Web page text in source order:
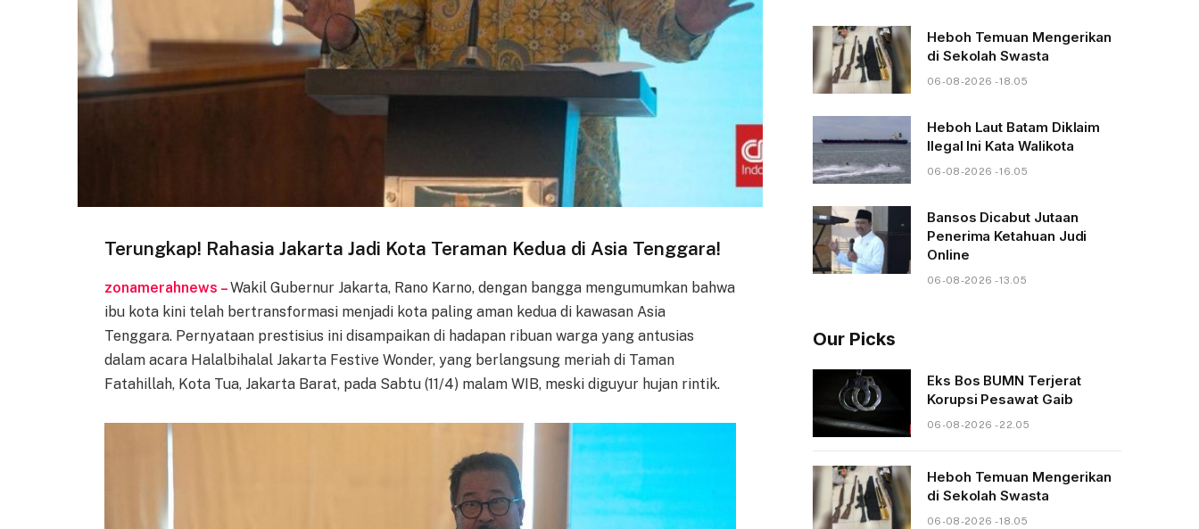
Terungkap! Rahasia Jakarta Jadi Kota Teraman Kedua di Asia Tenggara!
zonamerahnews –Wakil Gubernur Jakarta, Rano Karno, dengan bangga mengumumkan bahwa
ibu kota kini telah bertransformasi menjadi kota paling aman kedua di kawasan Asia
Tenggara. Pernyataan prestisius ini disampaikan di hadapan ribuan warga yang antusias
dalam acara Halalbihalal Jakarta Festive Wonder, yang berlangsung meriah di Taman
Fatahillah, Kota Tua, Jakarta Barat, pada Sabtu (11/4) malam WIB, meski diguyur hujan rintik.
Heboh Temuan Mengerikan
di Sekolah Swasta
06-08-2026 - 18.05
Heboh Laut Batam Diklaim
Ilegal Ini Kata Walikota
06-08-2026 - 16.05
Bansos Dicabut Jutaan
Penerima Ketahuan Judi
Online
06-08-2026 - 13.05
Our Picks
Eks Bos BUMN Terjerat
Korupsi Pesawat Gaib
06-08-2026 - 22.05
Heboh Temuan Mengerikan
di Sekolah Swasta
06-08-2026 - 18.05